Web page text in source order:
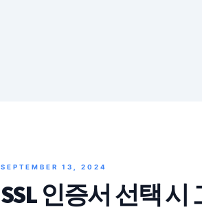
SEPTEMBER 13, 2024
SSL 인증서 선택